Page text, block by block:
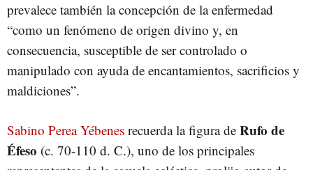
prevalece también la concepción de la enfermedad
“como un fenómeno de origen divino y, en
consecuencia, susceptible de ser controlado o
manipulado con ayuda de encantamientos, sacrificios y
maldiciones”.
Sabino Perea Yébenes recuerda la figura de Rufo de
Éfeso (c. 70-110 d. C.), uno de los principales